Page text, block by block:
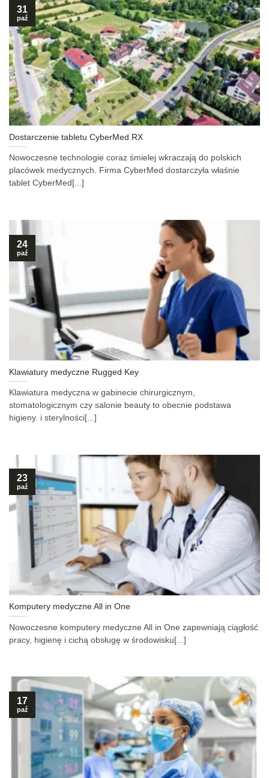
Dostarczenie tabletu CyberMed RX
Nowoczesne technologie coraz śmielej wkraczają do polskich
placówek medycznych. Firma CyberMed dostarczyła właśnie
tablet CyberMed[...]
31
paź
Klawiatury medyczne Rugged Key
Klawiatura medyczna w gabinecie chirurgicznym,
stomatologicznym czy salonie beauty to obecnie podstawa
higieny. i sterylności[...]
24
paź
Komputery medyczne All in One
Nowoczesne komputery medyczne All in One zapewniają ciągłość
pracy, higienę i cichą obsługę w środowisku[...]
23
paź
17
paź